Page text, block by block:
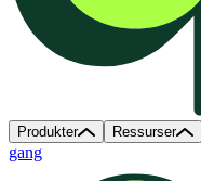
Produkter Ressurser
gang